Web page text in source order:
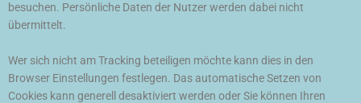
besuchen. Persönliche Daten der Nutzer werden dabei nicht
übermittelt.
Wer sich nicht am Tracking beteiligen möchte kann dies in den
Browser Einstellungen festlegen. Das automatische Setzen von
Cookies kann generell desaktiviert werden oder Sie können Ihren